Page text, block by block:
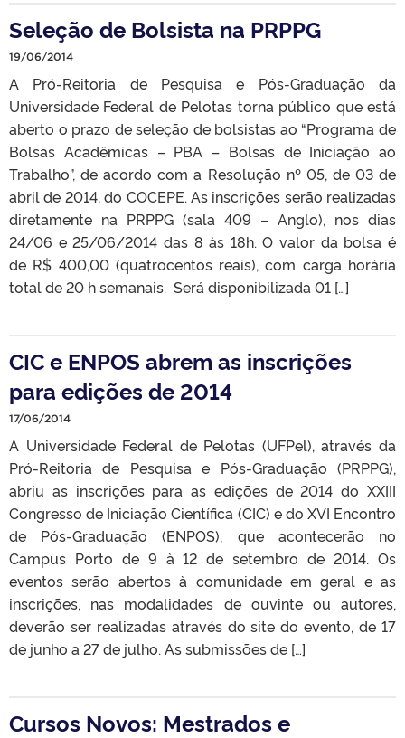
Seleção de Bolsista na PRPPG
19/06/2014
A Pró-Reitoria de Pesquisa e Pós-Graduação da
Universidade Federal de Pelotas torna público que está
aberto o prazo de seleção de bolsistas ao “Programa de
Bolsas Acadêmicas – PBA – Bolsas de Iniciação ao
Trabalho”, de acordo com a Resolução nº 05, de 03 de
abril de 2014, do COCEPE. As inscrições serão realizadas
diretamente na PRPPG (sala 409 – Anglo), nos dias
24/06 e 25/06/2014 das 8 às 18h. O valor da bolsa é
de R$ 400,00 (quatrocentos reais), com carga horária
total de 20 h semanais. Será disponibilizada 01 […]
CIC e ENPOS abrem as inscrições
para edições de 2014
17/06/2014
A Universidade Federal de Pelotas (UFPel), através da
Pró-Reitoria de Pesquisa e Pós-Graduação (PRPPG),
abriu as inscrições para as edições de 2014 do XXIII
Congresso de Iniciação Científica (CIC) e do XVI Encontro
de Pós-Graduação (ENPOS), que acontecerão no
Campus Porto de 9 à 12 de setembro de 2014. Os
eventos serão abertos à comunidade em geral e as
inscrições, nas modalidades de ouvinte ou autores,
deverão ser realizadas através do site do evento, de 17
de junho a 27 de julho. As submissões de […]
Cursos Novos: Mestrados e